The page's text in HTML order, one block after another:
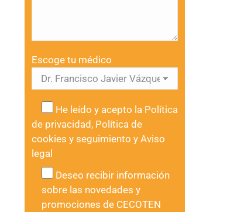
Escoge tu médico
He leído y acepto la Política
de privacidad , Política de
cookies y seguimiento y Aviso
legal
Deseo recibir información
sobre las novedades y
promociones de CECOTEN